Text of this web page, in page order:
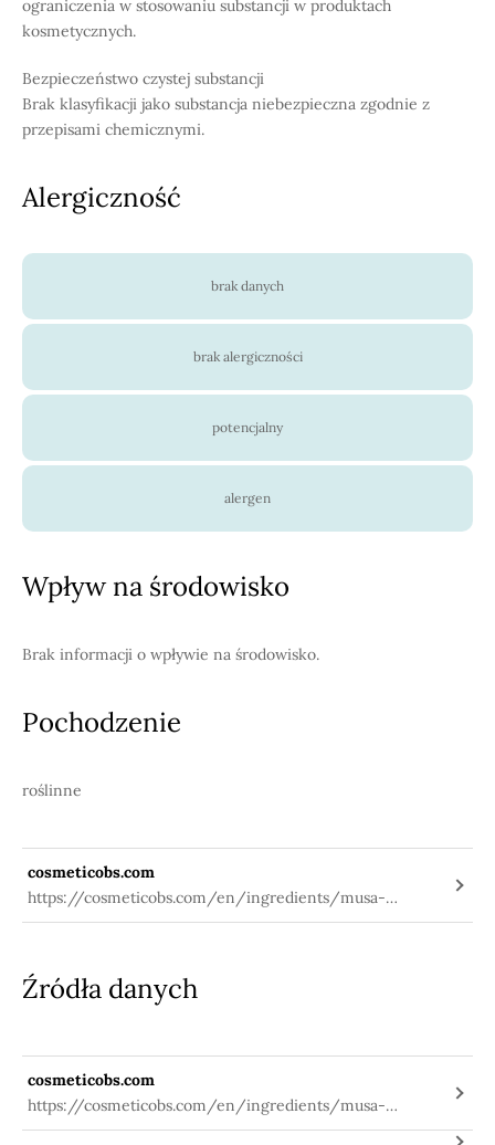
ograniczenia w stosowaniu substancji w produktach
kosmetycznych.
Bezpieczeństwo czystej substancji
Brak klasyfikacji jako substancja niebezpieczna zgodnie z
przepisami chemicznymi.
Alergiczność
brak danych
brak alergiczności
potencjalny
alergen
Wpływ na środowisko
Brak informacji o wpływie na środowisko.
Pochodzenie
roślinne
cosmeticobs.com
https://cosmeticobs.com/en/ingredients/musa-
paradisiaca-fruit-juice-3740
Źródła danych
cosmeticobs.com
https://cosmeticobs.com/en/ingredients/musa-
paradisiaca-fruit-juice-3740